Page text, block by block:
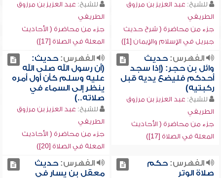
للشيخ: عبد العزيز بن مرزوق
الطريفي
جزء من محاضرة ( شرح حديث
جبريل في الإسلام والإيمان [1])
للشيخ: عبد العزيز بن مرزوق
الطريفي
جزء من محاضرة ( الأحاديث
المعلة في الصلاة [17])
الفهرس:حديث
وائل بن حجر: (إذا سجد
أحدكم فليضع يديه قبل
ركبتيه)
للشيخ: عبد العزيز بن مرزوق
الطريفي
جزء من محاضرة ( الأحاديث
المعلة في الصلاة [17])
الفهرس:حديث:
(أن رسول الله صلى الله
عليه وسلم كأن أول أمره
ينظر إلى السماء في
صلاته..)
للشيخ: عبد العزيز بن مرزوق
الطريفي
جزء من محاضرة ( الأحاديث
المعلة في الصلاة [20])
الفهرس:حكم
صلاة الوتر
الفهرس:حديث
معقل بن يسار في